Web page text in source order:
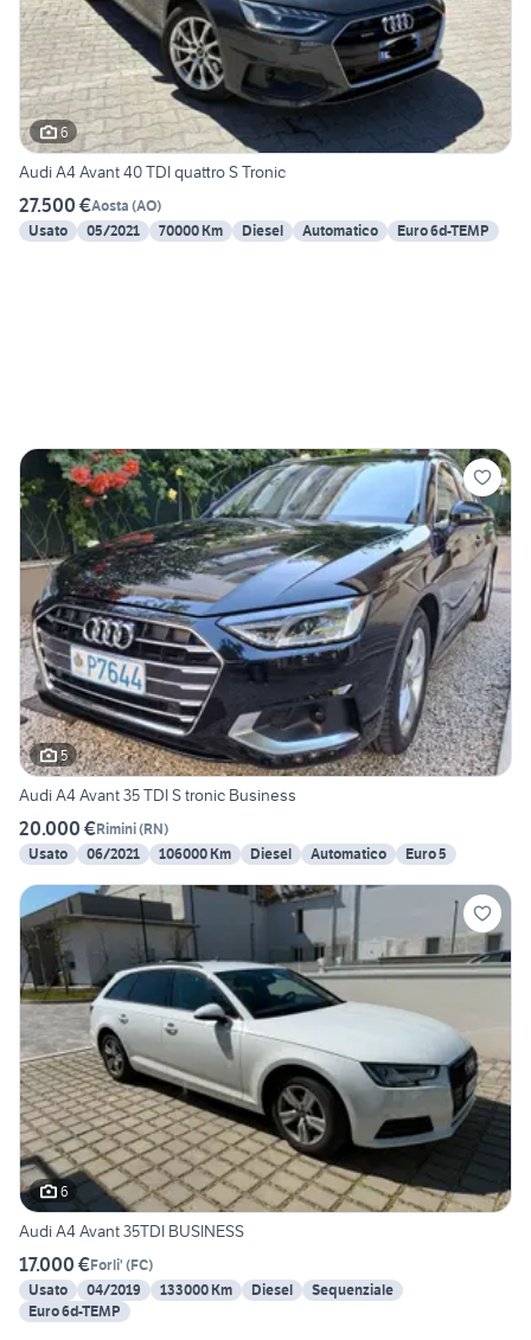
6
Audi A4 Avant 40 TDI quattro S Tronic
27.500 €Aosta (AO)
Usato
05/2021 70000 Km Diesel Automatico Euro 6d-TEMP
5
Audi A4 Avant 35 TDI S tronic Business
20.000 €Rimini(RN)
Usato
06/2021 106000 Km Diesel Automatico Euro 5
6
Audi A4 Avant 35TDI BUSINESS
17.000 €Forli' (FC)
Usato
04/2019 133000 Km Diesel
Sequenziale
Euro 6d-TEMP